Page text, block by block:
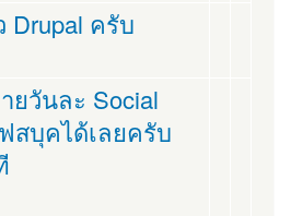
Drupal ครับ
วันละ Social
สบุคได้เลยครับ